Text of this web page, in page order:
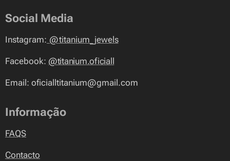
Social Media
Instagram: @titanium_jewels
Facebook: @titanium.oficiall
Email: oficialltitanium@gmail.com
Informação
FAQS
Contacto